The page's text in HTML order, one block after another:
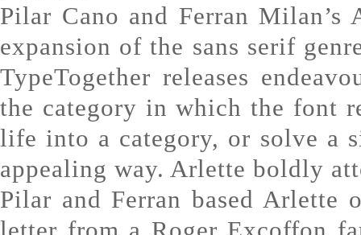
Pilar Cano and Ferran
expansion of the sans serif
TypeTogether releases
the category in which the font
life into a category, or solve a
appealing way. Arlette boldly
Pilar and Ferran based Arlette